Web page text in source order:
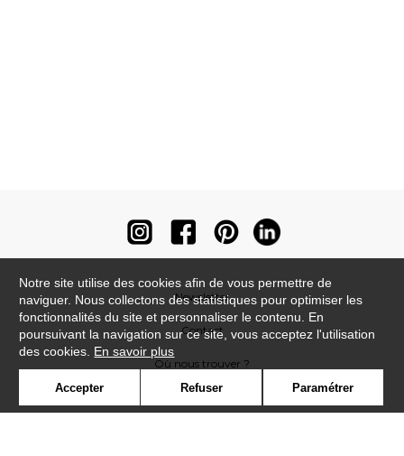
Newsletter
Contact
Où nous trouver ?
Notre site utilise des cookies afin de vous permettre de
naviguer. Nous collectons des statistiques pour optimiser les
fonctionnalités du site et personnaliser le contenu. En
poursuivant la navigation sur ce site, vous acceptez l'utilisation
des cookies. En savoir plus
Accepter Refuser Paramétrer